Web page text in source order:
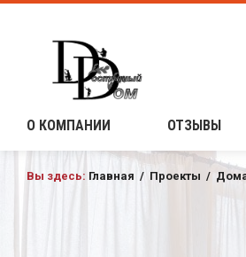
О КОМПАНИИ ОТЗЫВЫ
Вы здесь: Главная / Проекты /